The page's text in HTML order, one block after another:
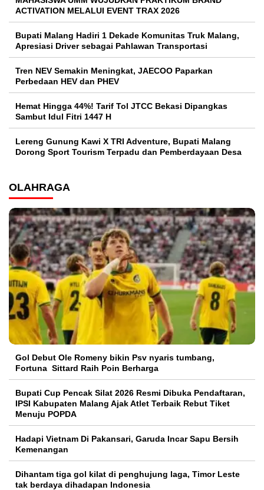
ACTIVATION MELALUI EVENT TRAX 2026
Bupati Malang Hadiri 1 Dekade Komunitas Truk Malang,
Apresiasi Driver sebagai Pahlawan Transportasi
Tren NEV Semakin Meningkat, JAECOO Paparkan
Perbedaan HEV dan PHEV
Hemat Hingga 44%! Tarif Tol JTCC Bekasi Dipangkas
Sambut Idul Fitri 1447 H
Lereng Gunung Kawi X TRI Adventure, Bupati Malang
Dorong Sport Tourism Terpadu dan Pemberdayaan Desa
OLAHRAGA
Gol Debut Ole Romeny bikin Psv nyaris tumbang,
Fortuna Sittard Raih Poin Berharga
Bupati Cup Pencak Silat 2026 Resmi Dibuka Pendaftaran,
IPSI Kabupaten Malang Ajak Atlet Terbaik Rebut Tiket
Menuju POPDA
Hadapi Vietnam Di Pakansari, Garuda Incar Sapu Bersih
Kemenangan
Dihantam tiga gol kilat di penghujung laga, Timor Leste
tak berdaya dihadapan Indonesia